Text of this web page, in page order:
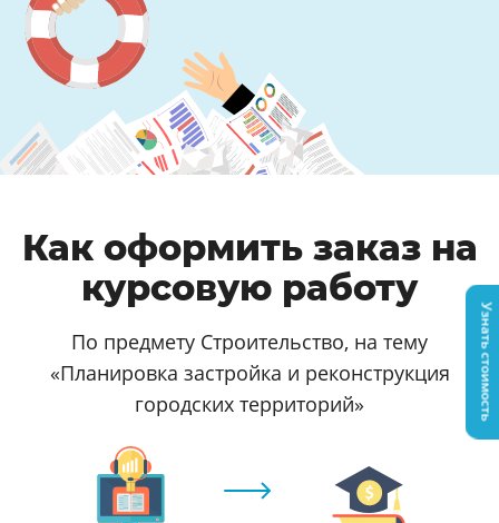
Как оформить заказ на
курсовую работу
По предмету Строительство, на тему
«Планировка застройка и реконструкция
городских территорий»
Узнать стоимость